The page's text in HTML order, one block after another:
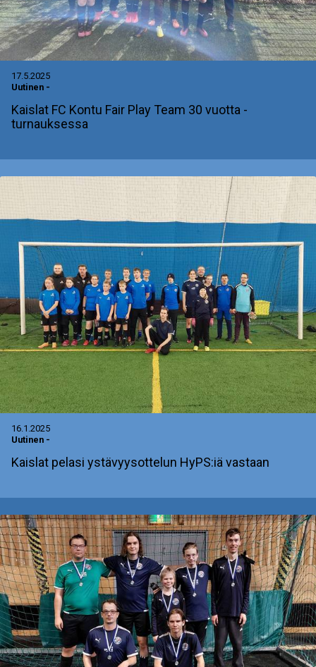
17.5.2025
Uutinen -
Kaislat FC Kontu Fair Play Team 30 vuotta -
turnauksessa
16.1.2025
Uutinen -
Kaislat pelasi ystävyysottelun HyPS:iä vastaan